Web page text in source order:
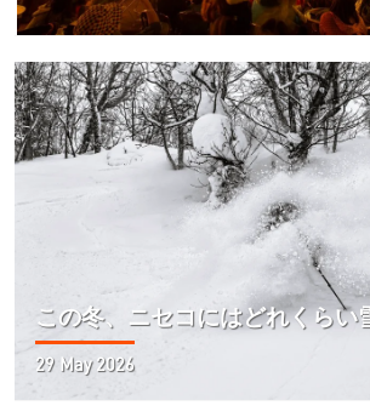
この冬、ニセコにはどれくらい
29 May 2026